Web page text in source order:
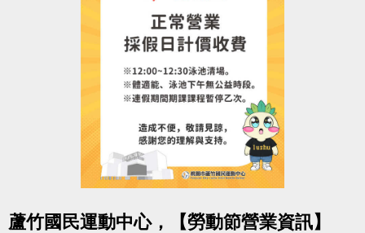
蘆竹國民運動中心，【勞動節營業資訊】